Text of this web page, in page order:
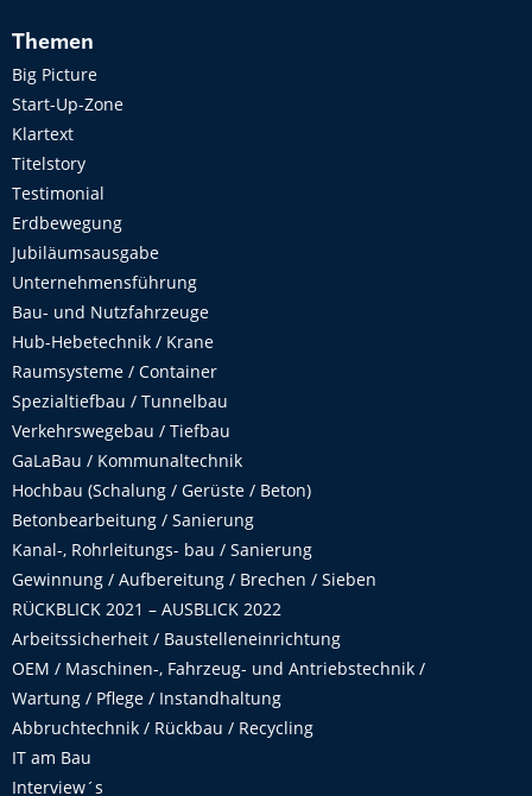
Themen
Big Picture
Start-Up-Zone
Klartext
Titelstory
Testimonial
Erdbewegung
Jubiläumsausgabe
Unternehmensführung
Bau- und Nutzfahrzeuge
Hub-Hebetechnik / Krane
Raumsysteme / Container
Spezialtiefbau / Tunnelbau
Verkehrswegebau / Tiefbau
GaLaBau / Kommunaltechnik
Hochbau (Schalung / Gerüste / Beton)
Betonbearbeitung / Sanierung
Kanal-, Rohrleitungs- bau / Sanierung
Gewinnung / Aufbereitung / Brechen / Sieben
RÜCKBLICK 2021 – AUSBLICK 2022
Arbeitssicherheit / Baustelleneinrichtung
OEM / Maschinen-, Fahrzeug- und Antriebstechnik /
Wartung / Pflege / Instandhaltung
Abbruchtechnik / Rückbau / Recycling
IT am Bau
Interview´s